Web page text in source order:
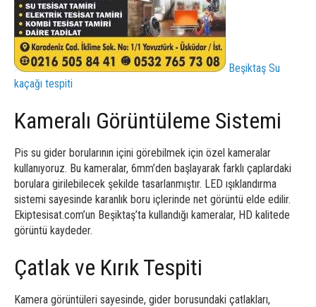
Beşiktaş Su
kaçağı tespiti
Kameralı Görüntüleme Sistemi
Pis su gider borularının içini görebilmek için özel kameralar
kullanıyoruz. Bu kameralar, 6mm’den başlayarak farklı çaplardaki
borulara girilebilecek şekilde tasarlanmıştır. LED ışıklandırma
sistemi sayesinde karanlık boru içlerinde net görüntü elde edilir.
Ekiptesisat.com’un Beşiktaş’ta kullandığı kameralar, HD kalitede
görüntü kaydeder.
Çatlak ve Kırık Tespiti
Kamera görüntüleri sayesinde, gider borusundaki çatlakları,